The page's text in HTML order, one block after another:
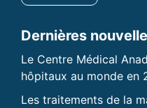
Dernières
Le Centre Médical
hôpitaux au monde en
Les traitements de la